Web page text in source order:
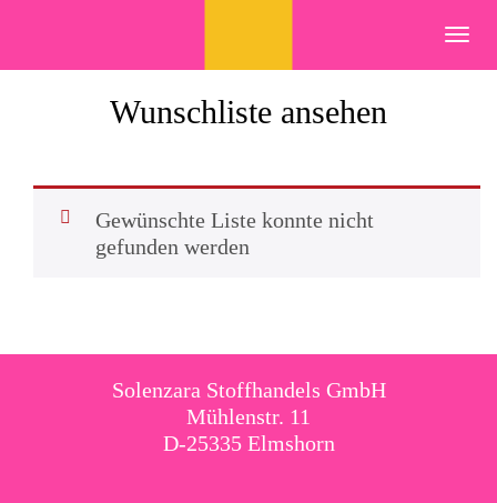
Wunschliste ansehen
Gewünschte Liste konnte nicht
gefunden werden
Solenzara Stoffhandels GmbH
Mühlenstr. 11
D-25335 Elmshorn